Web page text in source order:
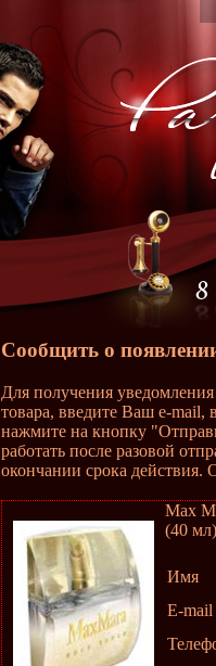
Сообщить о
Для получения
товара, введите Ваш e-mail,
нажмите на кнопку
работать после разовой
окончании срока действия.
Max
(40 мл)
Имя
E-mail